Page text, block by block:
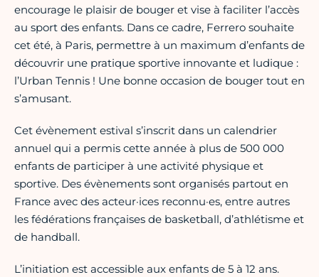
encourage le plaisir de bouger et vise à faciliter l’accès
au sport des enfants. Dans ce cadre, Ferrero souhaite
cet été, à Paris, permettre à un maximum d’enfants de
découvrir une pratique sportive innovante et ludique :
l’Urban Tennis ! Une bonne occasion de bouger tout en
s’amusant.
Cet évènement estival s’inscrit dans un calendrier
annuel qui a permis cette année à plus de 500 000
enfants de participer à une activité physique et
sportive. Des évènements sont organisés partout en
France avec des acteur·ices reconnu·es, entre autres
les fédérations françaises de basketball, d’athlétisme et
de handball.
L’initiation est accessible aux enfants de 5 à 12 ans.